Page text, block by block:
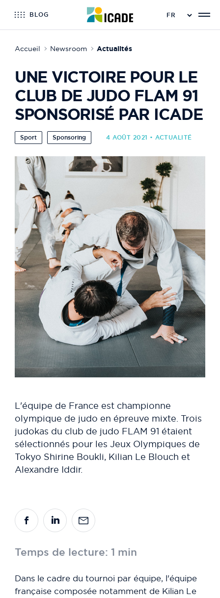
BLOG
Accueil Newsroom Actualités
UNE VICTOIRE POUR LE
CLUB DE JUDO FLAM 91
SPONSORISÉ PAR ICADE
Sport Sponsoring 4 AOÛT 2021 • ACTUALITÉ
L'équipe de France est championne
olympique de judo en épreuve mixte. Trois
judokas du club de judo FLAM 91 étaient
sélectionnés pour les Jeux Olympiques de
Tokyo Shirine Boukli, Kilian Le Blouch et
Alexandre Iddir.
Temps de lecture: 1 min
Dans le cadre du tournoi par équipe, l'équipe
française composée notamment de Kilian Le